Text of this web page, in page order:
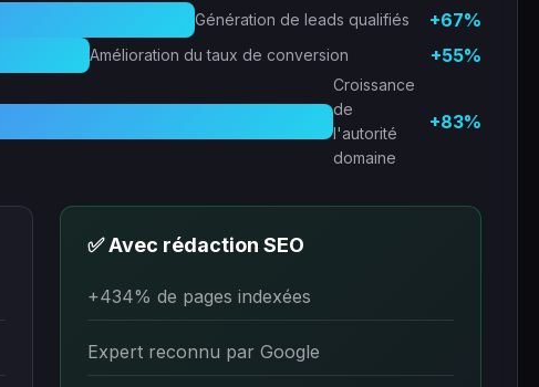
Génération de leads qualifiés +67%
Amélioration du taux de conversion +55%
Croissance
de
l'autorité
domaine
+83%
✅ Avec rédaction SEO
+434% de pages indexées
Expert reconnu par Google